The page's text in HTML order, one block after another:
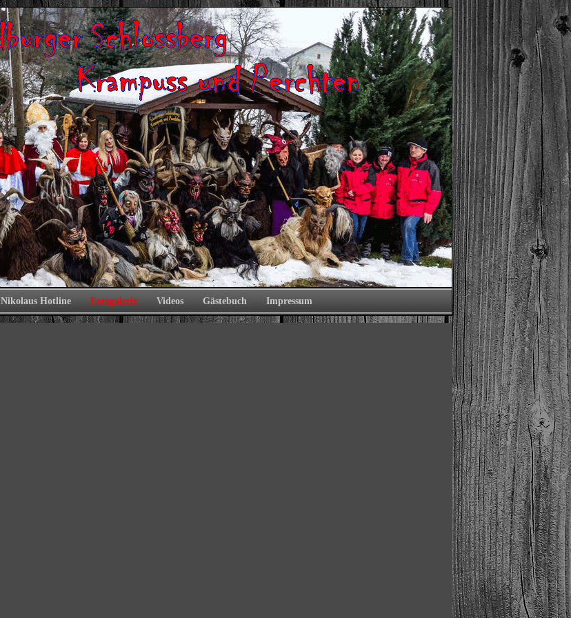
Nikolaus Hotline Fotogalerie Videos Gästebuch Impressum